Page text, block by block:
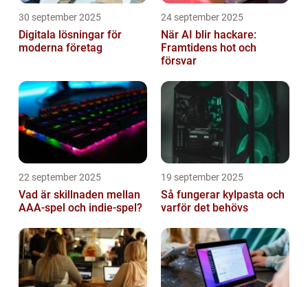
30 september 2025
Digitala lösningar för
moderna företag
24 september 2025
När AI blir hackare:
Framtidens hot och
försvar
22 september 2025
Vad är skillnaden mellan
AAA-spel och indie-spel?
19 september 2025
Så fungerar kylpasta och
varför det behövs